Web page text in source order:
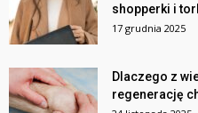
shopperki i
17 grudnia 2025
Dlaczego z
regenerację